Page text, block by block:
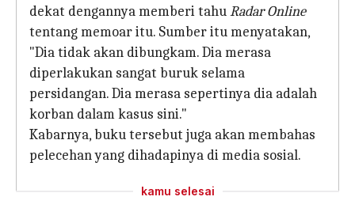
dekat dengannya memberi tahuRadar Online
tentang memoar itu. Sumber itu menyatakan,
"Dia tidak akan dibungkam. Dia merasa
diperlakukan sangat buruk selama
persidangan. Dia merasa sepertinya dia adalah
korban dalam kasus sini."
Kabarnya, buku tersebut juga akan membahas
pelecehan yang dihadapinya di media sosial.
kamu selesai